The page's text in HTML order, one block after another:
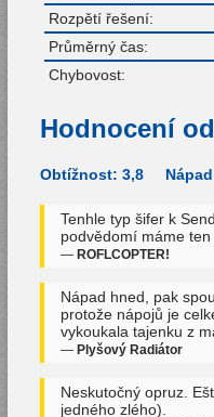
Rozpětí řešení:
Průměrný čas:
Chybovost:
Hodnocení
Obtížnost: 3,8
Tenhle typ šifer k
podvědomí máme
— ROFLCOPTER!
Nápad hned, pak
protože nápojů je
vykoukala tajenku z
— Plyšový Radiátor
Neskutočný opruz.
jedného zlého).